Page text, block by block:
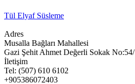
Tül Elyaf Süsleme
Adres
Musalla Bağları Mahallesi
Gazi Şehit Ahmet Değerli Sokak
İletişim
Tel: (507) 610 6102
+905386072403